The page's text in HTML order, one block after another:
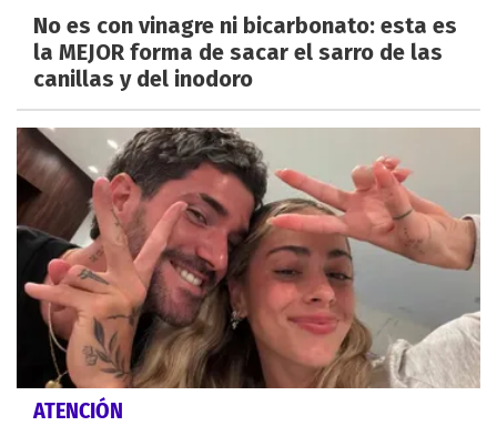
No es con vinagre ni bicarbonato: esta es
la MEJOR forma de sacar el sarro de las
canillas y del inodoro
ATENCIÓN